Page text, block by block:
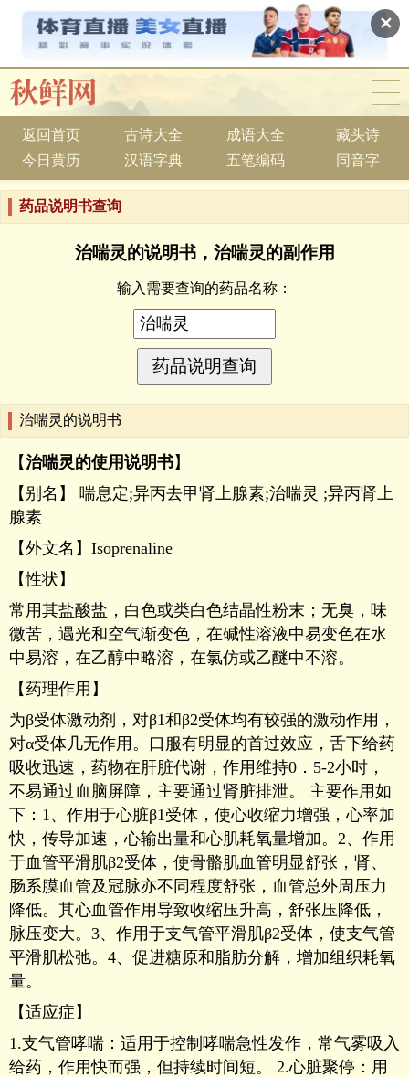
✕
返回首页 古诗大全 成语大全
藏头诗
今日黄历
汉语字典 五笔编码 同音字
药品说明书查询
治喘灵的说明书，治喘灵的副作用
输入需要查询的药品名称：
治喘灵的说明书
【治喘灵的使用说明书】
【别名】 喘息定;异丙去甲肾上腺素;治喘灵 ;异丙肾上
腺素
【外文名】Isoprenaline
【性状】
常用其盐酸盐，白色或类白色结晶性粉末；无臭，味
微苦，遇光和空气渐变色，在碱性溶液中易变色在水
中易溶，在乙醇中略溶，在氯仿或乙醚中不溶。
【药理作用】
为β受体激动剂，对β1和β2受体均有较强的激动作用，
对α受体几无作用。口服有明显的首过效应，舌下给药
吸收迅速，药物在肝脏代谢，作用维持0．5-2小时，
不易通过血脑屏障，主要通过肾脏排泄。 主要作用如
下：1、作用于心脏β1受体，使心收缩力增强，心率加
快，传导加速，心输出量和心肌耗氧量增加。2、作用
于血管平滑肌β2受体，使骨骼肌血管明显舒张，肾、
肠系膜血管及冠脉亦不同程度舒张，血管总外周压力
降低。其心血管作用导致收缩压升高，舒张压降低，
脉压变大。3、作用于支气管平滑肌β2受体，使支气管
平滑肌松弛。4、促进糖原和脂肪分解，增加组织耗氧
量。
【适应症】
1.支气管哮喘：适用于控制哮喘急性发作，常气雾吸入
给药，作用快而强，但持续时间短。 2.心脏聚停：用